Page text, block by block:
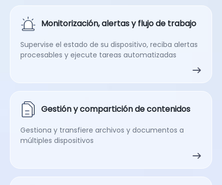
Monitorización, alertas y flujo de trabajo
Supervise el estado de su dispositivo, reciba alertas
procesables y ejecute tareas automatizadas
Gestión y compartición de contenidos
Gestiona y transfiere archivos y documentos a
múltiples dispositivos